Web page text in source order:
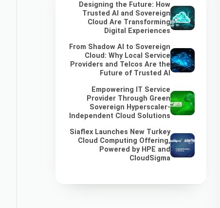
Designing the Future: How
Trusted AI and Sovereign
Cloud Are Transforming
Digital Experiences
From Shadow AI to Sovereign
Cloud: Why Local Service
Providers and Telcos Are the
Future of Trusted AI
Empowering IT Service
Provider Through Green
Sovereign Hyperscaler-
Independent Cloud Solutions
Siaflex Launches New Turkey
Cloud Computing Offering,
Powered by HPE and
CloudSigma